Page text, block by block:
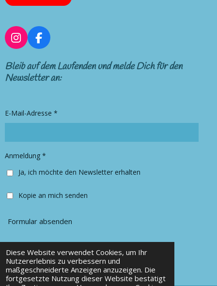
Diese Website verwendet Cookies, um Ihr
Nutzererlebnis zu verbessern und
maßgeschneiderte Anzeigen anzuzeigen. Die
fortgesetzte Nutzung dieser Website bestätigt
I
n
s
t
a
a
F
a
c
e
b
k
Bleib auf dem Laufenden und melde Dich für den
Newsletter an:
E-Mail-Adresse *
Anmeldung *
Ja, ich möchte den Newsletter erhalten
Kopie an mich senden
Formular absenden
© 2025 Chancy Kleidung
Mit Unterstützung vonWebador